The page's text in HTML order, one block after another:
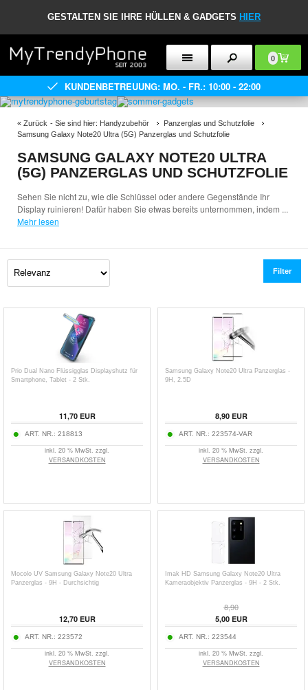
GESTALTEN SIE IHRE HÜLLEN & GADGETS HIER
0
KUNDENBETREUUNG: MO. - FR.: 10:00 - 22:00
« Zurück - Sie sind hier: Handyzubehör
Panzerglas und Schutzfolie
Samsung Galaxy Note20 Ultra (5G) Panzerglas und Schutzfolie
SAMSUNG GALAXY NOTE20 ULTRA
(5G) PANZERGLAS UND SCHUTZFOLIE
Sehen Sie nicht zu, wie die Schlüssel oder andere Gegenstände Ihr
Display ruinieren! Dafür haben Sie etwas bereits unternommen, indem ...
Mehr lesen
Filter
Prio Dual Nano Flüssigglas Displayshutz für
Smartphone, Tablet - 2 Stk.
11,70EUR
ART. NR.: 218813
inkl. 20 % MwSt. zzgl.
VERSANDKOSTEN
Samsung Galaxy Note20 Ultra Panzerglas -
9H, 2.5D
8,90EUR
ART. NR.: 223574-VAR
inkl. 20 % MwSt. zzgl.
VERSANDKOSTEN
Mocolo UV Samsung Galaxy Note20 Ultra
Panzerglas - 9H - Durchsichtig
12,70EUR
ART. NR.: 223572
inkl. 20 % MwSt. zzgl.
VERSANDKOSTEN
Imak HD Samsung Galaxy Note20 Ultra
Kameraobjektiv Panzerglas - 9H - 2 Stk.
8,90
5,00EUR
ART. NR.: 223544
inkl. 20 % MwSt. zzgl.
VERSANDKOSTEN